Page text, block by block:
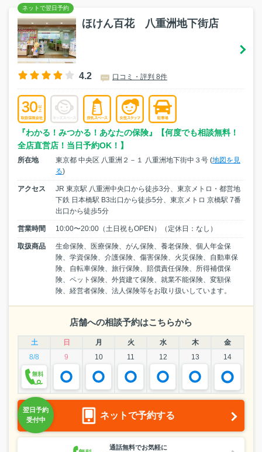
ほけん百花 八重洲地下街店
4.2 口コミ・評判 8件
『わかる！みつかる！あなたの保険』【何度でも相談無料！
全店直営店！当日予約OK！】
所在地 東京都 中央区 八重洲２－１ 八重洲地下街中３号 (地図を見
る)
アクセス
JR 東京駅 八重洲中央口から徒歩3分、東京メトロ・都営地
下鉄 日本橋駅 B3出口から徒歩5分、東京メトロ 京橋駅 7番
出口から徒歩5分
営業時間 10:00〜20:00（土日祝もOPEN）（定休日：なし）
取扱商品
生命保険、医療保険、がん保険、養老保険、個人年金保
険、学資保険、介護保険、傷害保険、火災保険、自動車保
険、自転車保険、旅行保険、賠償責任保険、所得補償保
険、ペット保険、外貨建て保険、就業不能保険、変額保
険、経営者保険、法人保険等をお取り扱いしています。
店舗への相談予約はこちらから
土 日 月 火 水 木
金
8/8
9 10 11 12 13 14
ネットで予約する
通話無料でお気軽に